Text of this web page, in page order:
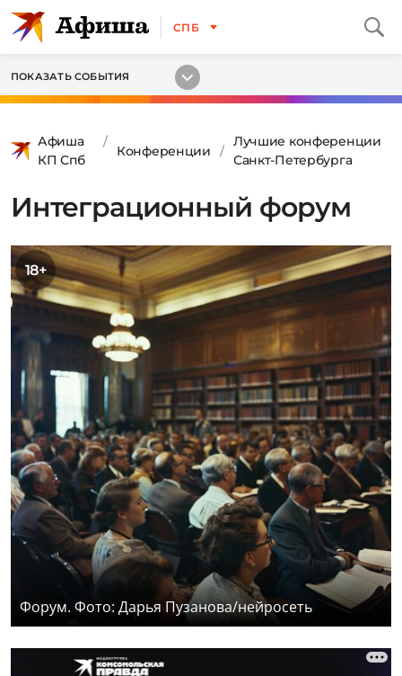
СПБ
ПОКАЗАТЬ СОБЫТИЯ
Афиша
КП Спб
Конференции
Лучшие конференции
Санкт-Петербурга
Интеграционный форум
18+
Форум. Фото: Дарья Пузанова/нейросеть